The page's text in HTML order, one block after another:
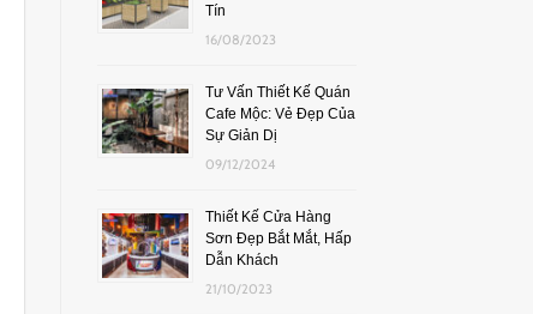
Tín
16/08/2023
Tư Vấn Thiết Kế Quán
Cafe Mộc: Vẻ Đẹp Của
Sự Giản Dị
09/12/2024
Thiết Kế Cửa Hàng
Sơn Đẹp Bắt Mắt, Hấp
Dẫn Khách
21/10/2023